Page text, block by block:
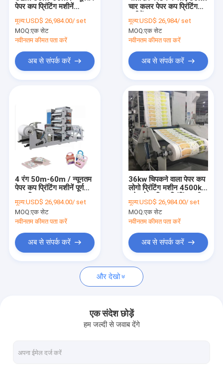
हमारे बारे में
कारखाना भ्रमण
संपर्क करें
समाचार
पेपर कप बनाने की मशीनें
पेपर कप डाई कटिंग मशीन
पेपर कप पैकिंग मशीन
पेपर कप प्रिंटिंग मशीनें
मूल्य:USD$ 26,984.00/ set
MOQ:एक सेट
नवीनतम कीमत पता करें
अब से संपर्क करें
चार कलर पेपर कप प्रिंटिंग
मूल्य:USD$ 26,984/ set
MOQ:एक सेट
नवीनतम कीमत पता करें
अब से संपर्क करें
4 रंग 50m-60m / न्यूनतम
पेपर कप प्रिंटिंग मशीनें पूर्ण
मूल्य:USD$ 26,984.00/ set
MOQ:एक सेट
नवीनतम कीमत पता करें
अब से संपर्क करें
36kw चिपकने वाला पेपर कप
लोगो प्रिंटिंग मशीन 4500kg
मूल्य:USD$ 26,984.00/ set
MOQ:एक सेट
नवीनतम कीमत पता करें
अब से संपर्क करें
और देखो
एक संदेश छोड़ें
हम जल्दी से जवाब देंगे